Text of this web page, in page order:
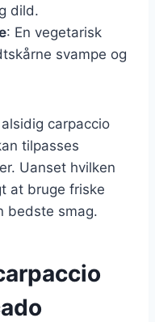
dild.
: En vegetarisk
svampe og
carpaccio
tilpasses
Uanset hvilken
at bruge friske
bedste smag.